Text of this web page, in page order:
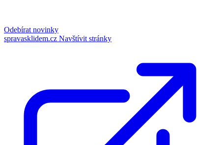
Odebírat novinky
spravasklidem.cz Navštívit stránky